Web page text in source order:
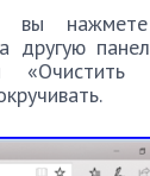
вы
другую
«Очистить